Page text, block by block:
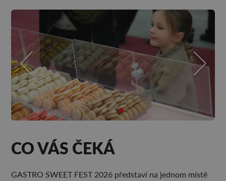
CO VÁS ČEKÁ
GASTRO SWEET FEST 2026 představí na jednom místě